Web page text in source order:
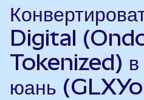
Digital
Tokenized) в
юань